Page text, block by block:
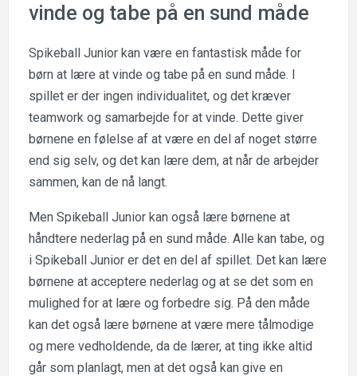
vinde og tabe på en sund måde
Spikeball Junior kan være en fantastisk måde for
børn at lære at vinde og tabe på en sund måde. I
spillet er der ingen individualitet, og det kræver
teamwork og samarbejde for at vinde. Dette giver
børnene en følelse af at være en del af noget større
end sig selv, og det kan lære dem, at når de arbejder
sammen, kan de nå langt.
Men Spikeball Junior kan også lære børnene at
håndtere nederlag på en sund måde. Alle kan tabe, og
i Spikeball Junior er det en del af spillet. Det kan lære
børnene at acceptere nederlag og at se det som en
mulighed for at lære og forbedre sig. På den måde
kan det også lære børnene at være mere tålmodige
og mere vedholdende, da de lærer, at ting ikke altid
går som planlagt, men at det også kan give en